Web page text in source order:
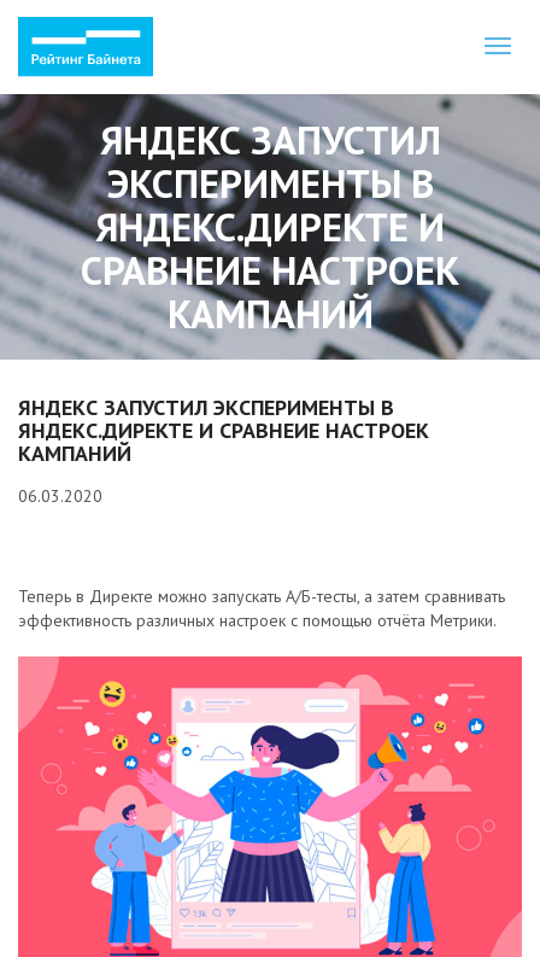
ЯНДЕКС ЗАПУСТИЛ
ЭКСПЕРИМЕНТЫ В
ЯНДЕКС.ДИРЕКТЕ И
СРАВНЕИЕ НАСТРОЕК
КАМПАНИЙ
ЯНДЕКС ЗАПУСТИЛ ЭКСПЕРИМЕНТЫ В
ЯНДЕКС.ДИРЕКТЕ И СРАВНЕИЕ НАСТРОЕК
КАМПАНИЙ
06.03.2020
Теперь в Директе можно запускать А/Б-тесты, а затем сравнивать
эффективность различных настроек с помощью отчёта Метрики.